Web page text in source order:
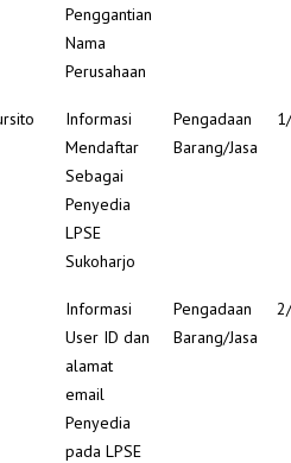
Penggantian
Nama
Perusahaan
Informasi
Mendaftar
Sebagai
Penyedia
LPSE
Sukoharjo
Pengadaan
Barang/Jasa
Informasi
User ID dan
alamat
email
Penyedia
pada LPSE
Pengadaan
Barang/Jasa